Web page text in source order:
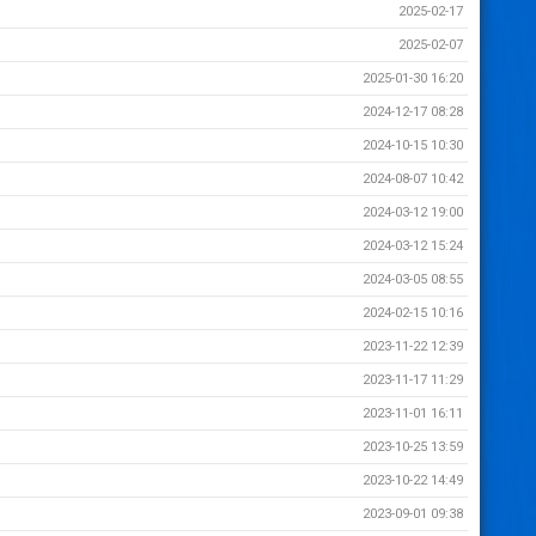
2025-02-17
2025-02-07
2025-01-30 16:20
2024-12-17 08:28
2024-10-15 10:30
2024-08-07 10:42
2024-03-12 19:00
2024-03-12 15:24
2024-03-05 08:55
2024-02-15 10:16
2023-11-22 12:39
2023-11-17 11:29
2023-11-01 16:11
2023-10-25 13:59
2023-10-22 14:49
2023-09-01 09:38